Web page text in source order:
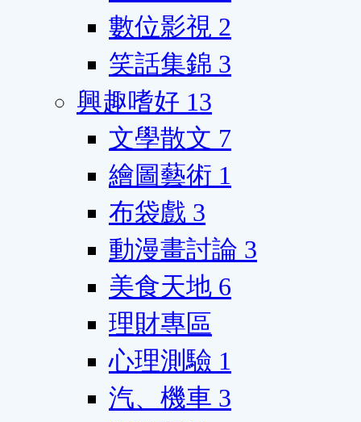
數位影視 2
笑話集錦 3
興趣嗜好 13
文學散文 7
繪圖藝術 1
布袋戲 3
動漫畫討論 3
美食天地 6
理財專區
心理測驗 1
汽、機車 3